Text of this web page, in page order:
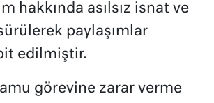
hakkında asılsız isnat ve
paylaşımlar
edilmiştir.
görevine zarar verme